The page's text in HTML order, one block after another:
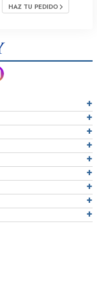
HAZ TU PEDIDO